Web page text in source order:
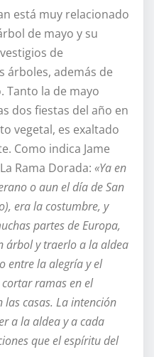
está muy relacionado
de mayo y su
de
árboles, además de
Tanto la de mayo
dos fiestas del año en
vegetal, es exaltado
Como indica Jame
Rama Dorada: «Ya en
o aun el día de San
era la costumbre, y
partes de Europa,
árbol y traerlo a la aldea
entre la alegría y el
ramas en el
casas. La intención
a la aldea y a cada
que el espíritu del